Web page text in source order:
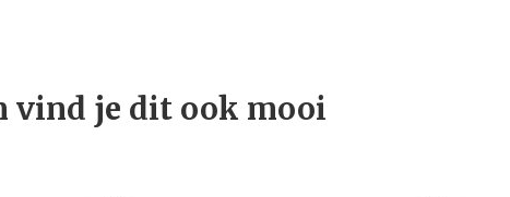
vind je dit ook mooi